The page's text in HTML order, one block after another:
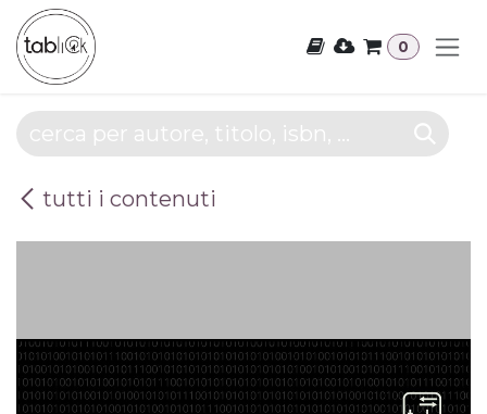
Passa al contenuto
0
tutti i contenuti